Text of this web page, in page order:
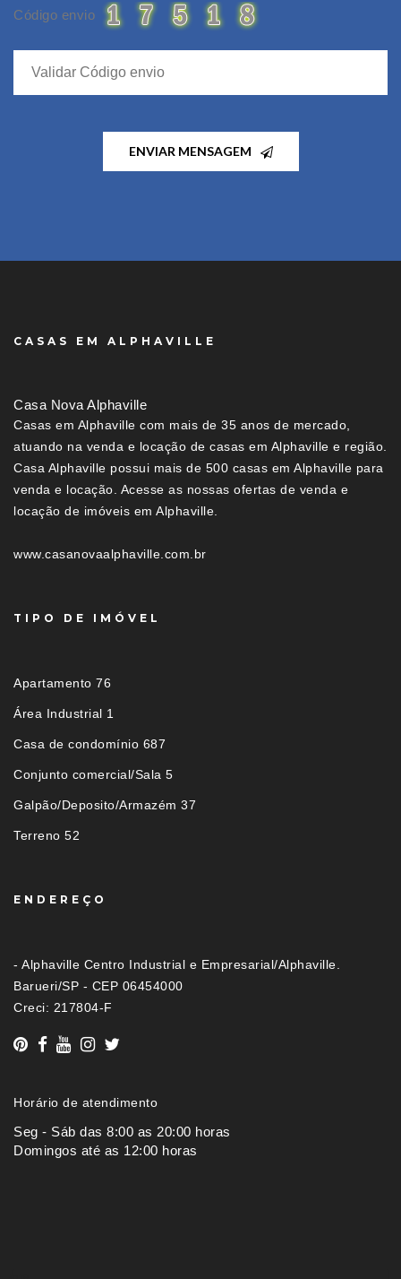
Código envio
ENVIAR MENSAGEM
CASAS EM ALPHAVILLE
Casa Nova Alphaville
Casas em Alphaville com mais de 35 anos de mercado,
atuando na venda e locação de casas em Alphaville e região.
Casa Alphaville possui mais de 500 casas em Alphaville para
venda e locação. Acesse as nossas ofertas de venda e
locação de imóveis em Alphaville.
www.casanovaalphaville.com.br
TIPO DE IMÓVEL
Apartamento 76
Área Industrial 1
Casa de condomínio 687
Conjunto comercial/Sala 5
Galpão/Deposito/Armazém 37
Terreno 52
ENDEREÇO
- Alphaville Centro Industrial e Empresarial/Alphaville.
Barueri/SP - CEP 06454000
Creci: 217804-F
Horário de atendimento
Seg - Sáb das 8:00 as 20:00 horas
Domingos até as 12:00 horas